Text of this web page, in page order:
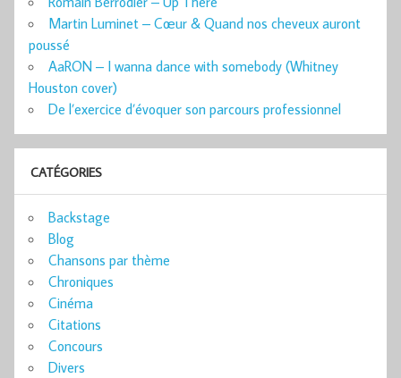
Martin Luminet – Cœur & Quand nos cheveux auront
poussé
AaRON – I wanna dance with somebody (Whitney
Houston cover)
De l’exercice d’évoquer son parcours professionnel
CATÉGORIES
Backstage
Blog
Chansons par thème
Chroniques
Cinéma
Citations
Concours
Divers